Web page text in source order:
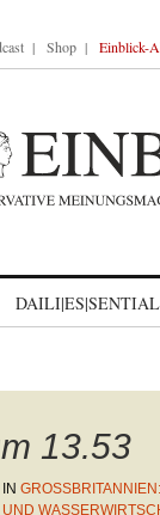
Shop Einblick-
13.53
IN
ND